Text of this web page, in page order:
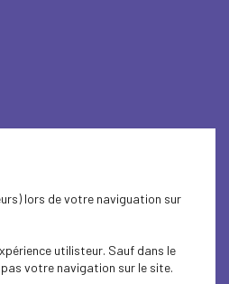
lors de votre naviguation sur
utilisteur. Sauf dans le
votre navigation sur le site.